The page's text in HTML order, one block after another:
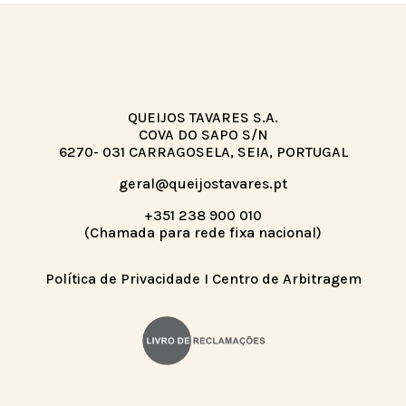
QUEIJOS TAVARES S.A.
COVA DO SAPO S/N
6270- 031 CARRAGOSELA, SEIA, PORTUGAL
geral@queijostavares.pt
+351 238 900 010
(Chamada para rede fixa nacional)
Política de Privacidade I Centro de Arbitragem